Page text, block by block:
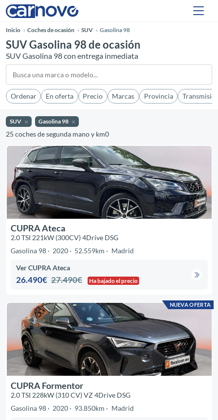
Inicio Coches de ocasión SUV Gasolina 98
SUV Gasolina 98 de ocasión
SUV Gasolina 98 con entrega inmediata
Ordenar En oferta Precio Marcas Provincia
SUV Gasolina 98
25 coches de segunda mano y km0
CUPRA Ateca
2.0 TSI 221kW (300CV) 4Drive DSG
Gasolina 98
2020 52.559km Madrid
Ver CUPRA Ateca
26.490€ 27.490€ Ha bajado el precio
NUEVA OFERTA
CUPRA Formentor
2.0 TSI 228kW (310 CV) VZ 4Drive DSG
Gasolina 98
2020 93.850km Madrid